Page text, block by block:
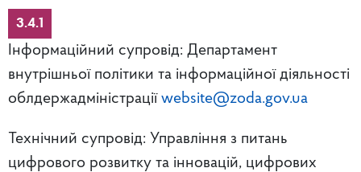
3.4.1
Інформаційний супровід: Департамент
внутрішньої політики та інформаційної діяльності
облдержадміністрації website@zoda.gov.ua
Технічний супровід: Управління з питань
цифрового розвитку та інновацій, цифрових